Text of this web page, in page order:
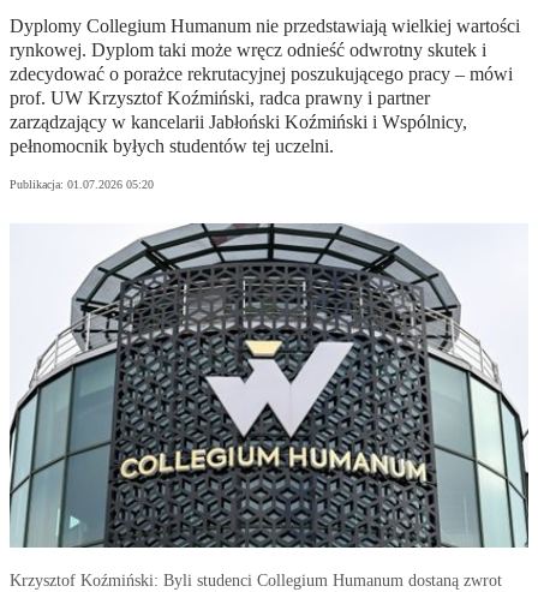
Dyplomy Collegium Humanum nie przedstawiają wielkiej wartości
rynkowej. Dyplom taki może wręcz odnieść odwrotny skutek i
zdecydować o porażce rekrutacyjnej poszukującego pracy – mówi
prof. UW Krzysztof Koźmiński, radca prawny i partner
zarządzający w kancelarii Jabłoński Koźmiński i Wspólnicy,
pełnomocnik byłych studentów tej uczelni.
Publikacja: 01.07.2026 05:20
Krzysztof Koźmiński: Byli studenci Collegium Humanum dostaną zwrot